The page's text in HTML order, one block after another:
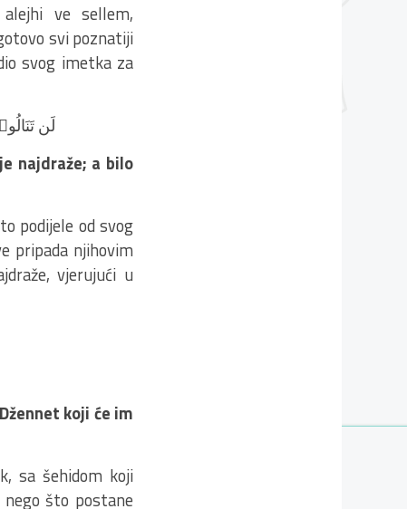
ve sellem,
svi poznatiji
svog imetka za
لَن
najdraže; a bilo
podijele od svog
pripada njihovim
vjerujući u
koji će im
sa šehidom koji
što postane